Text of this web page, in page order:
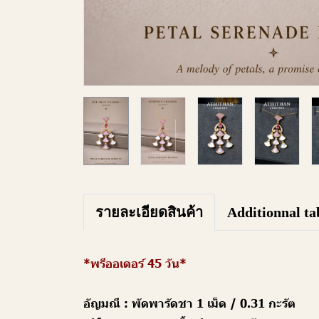
รายละเอียดสินค้า Additionnal
*พรีออเดอร์ 45 วัน*
อัญมณี : พัดพารัดชา 1 เม็ด / 0.31 กะรัต